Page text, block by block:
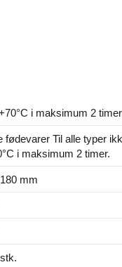
i maksimum 2
fødevarer Til alle typer
i maksimum 2 timer.
mm